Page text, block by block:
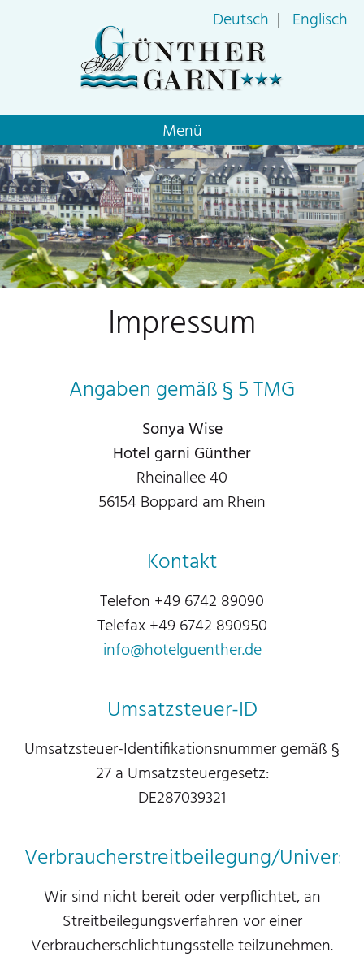
überspringen
Menü
Deutsch Englisch
Impressum
Angaben gemäß § 5 TMG
Sonya Wise
Hotel garni Günther
Rheinallee 40
56154 Boppard am Rhein
Kontakt
Telefon +49 6742 89090
Telefax +49 6742 890950
info@hotelguenther.de
Umsatzsteuer-ID
Umsatzsteuer-Identifikationsnummer gemäß §
27 a Umsatzsteuergesetz:
DE287039321
Verbraucherstreitbeilegung/
Wir sind nicht bereit oder verpflichtet, an
Streitbeilegungsverfahren vor einer
Verbraucherschlichtungsstelle teilzunehmen.